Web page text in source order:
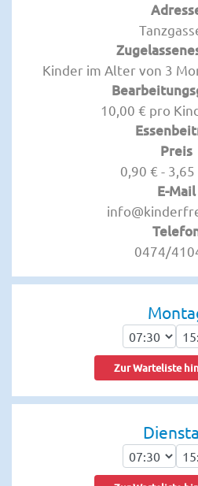
Kinder im Alter von 3
10,00 € pro
Preis
0,90 € -
E-Mail
0474/
Zur Warteliste